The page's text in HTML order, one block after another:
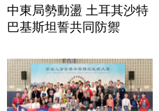
中東局勢動盪 土耳其沙特
巴基斯坦誓共同防禦